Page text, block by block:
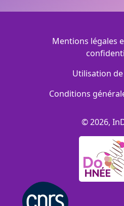
Menu Footer
Mentions légales
Utilisation
Conditions
© 2026,